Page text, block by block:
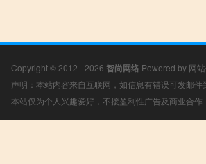
Copyright © 2012 - 2026 智尚网络 Powered by 网
声明：本站内容来自互联网，如信息有错误可发邮
本站仅为个人兴趣爱好，不接盈利性广告及商业合作